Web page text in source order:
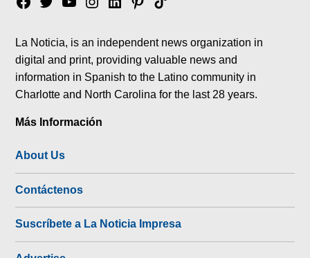
La Noticia, is an independent news organization in
digital and print, providing valuable news and
information in Spanish to the Latino community in
Charlotte and North Carolina for the last 28 years.
Más Información
About Us
Contáctenos
Suscríbete a La Noticia Impresa